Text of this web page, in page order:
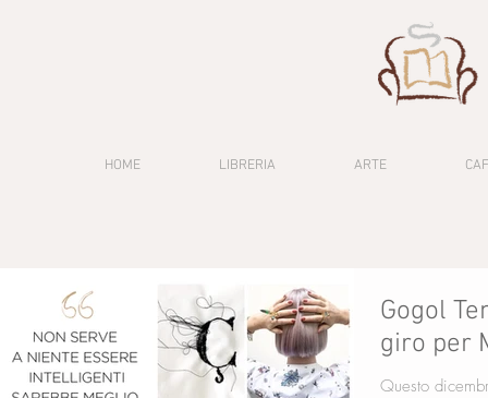
HOME LIBRERIA ARTE
Gogol
giro per
Questo